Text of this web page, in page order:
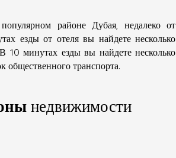
районе Дубая, недалеко от
езды от отеля вы найдете несколько
10 минутах езды вы найдете несколько
общественного транспорта.
недвижимости